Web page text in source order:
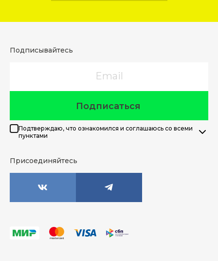
Подписывайтесь
Подписаться
Подтверждаю, что ознакомился и соглашаюсь со всеми
пунктами
Присоединяйтесь